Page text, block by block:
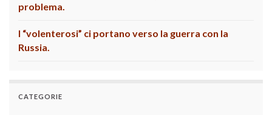
problema.
I “volenterosi” ci portano verso la guerra con la
Russia.
CATEGORIE